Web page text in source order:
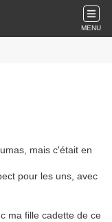
MENU
mais c'était en
pour les uns, avec
ma fille cadette de ce